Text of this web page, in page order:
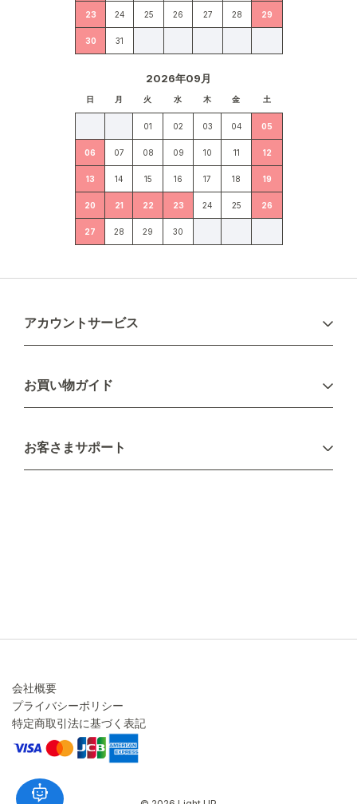
23 24 25 26 27 28 29
30 31
2026年09月
日 月 火 水 木 金 土
01 02 03 04 05
06 07 08 09 10 11 12
13 14 15 16 17 18 19
20 21 22 23 24 25 26
27 28 29 30
アカウントサービス
新規会員登録
お買い物ガイド
配送について
不良品・返品について
お客さまサポート
会社概要
プライバシーポリシー
特定商取引法に基づく表記